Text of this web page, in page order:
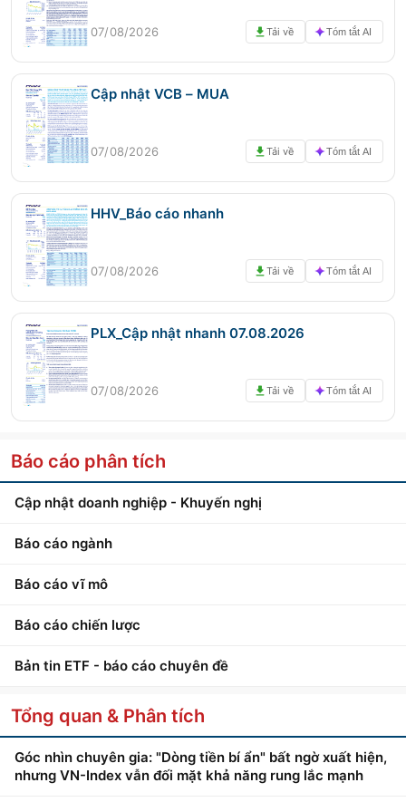
07/08/2026 Tải về Tóm tắt AI
Cập nhật VCB – MUA
07/08/2026 Tải về Tóm tắt AI
HHV_Báo cáo nhanh
07/08/2026 Tải về Tóm tắt AI
PLX_Cập nhật nhanh 07.08.2026
07/08/2026 Tải về Tóm tắt AI
Báo cáo phân tích
Cập nhật doanh nghiệp - Khuyến nghị
Báo cáo ngành
Báo cáo vĩ mô
Báo cáo chiến lược
Bản tin ETF - báo cáo chuyên đề
Tổng quan & Phân tích
Góc nhìn chuyên gia: "Dòng tiền bí ẩn" bất ngờ xuất hiện,
nhưng VN-Index vẫn đối mặt khả năng rung lắc mạnh